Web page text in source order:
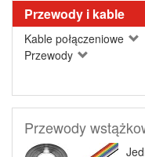
Przewody i kable
Kable połączeniowe
Przewody
Przewody